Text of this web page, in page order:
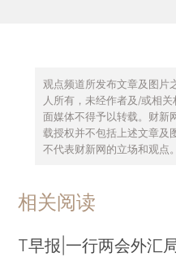
观点频道所发布文章及图片
人所有，未经作者及/或相
面媒体不得予以转载。财新
载授权并不包括上述文章及
不代表财新网的立场和观点。
相关阅读
T早报|一行两会外汇